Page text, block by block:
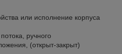
или исполнение корпуса
ручного
(открыт-закрыт)